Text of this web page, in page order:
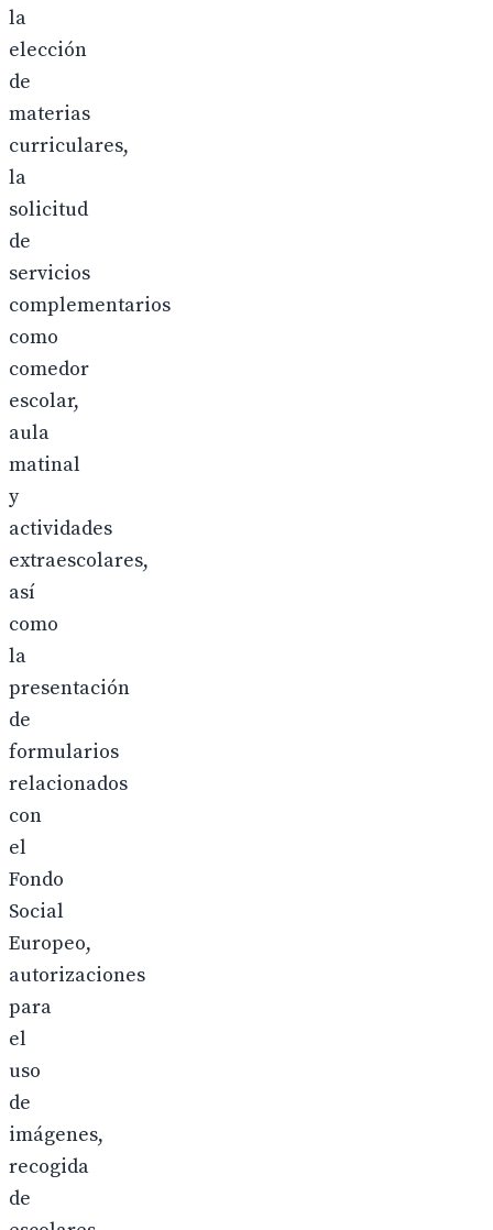
la
elección
de
materias
curriculares,
la
solicitud
de
servicios
complementarios
como
comedor
escolar,
aula
matinal
y
actividades
extraescolares,
así
como
la
presentación
de
formularios
relacionados
con
el
Fondo
Social
Europeo,
autorizaciones
para
el
uso
de
imágenes,
recogida
de